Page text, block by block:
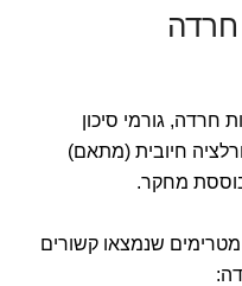
חרדה
חרדה, גורמי סיכון
חיובית (מתאם)
מחקר.
שנמצאו קשורים